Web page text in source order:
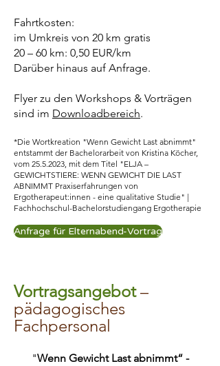
Fahrtkosten:
im Umkreis von 20 km gratis
20 – 60 km: 0,50 EUR/km
Darüber hinaus auf Anfrage.
Flyer zu den Workshops & Vorträgen
sind im Downloadbereich.
*Die Wortkreation "Wenn Gewicht Last abnimmt"
entstammt der Bachelorarbeit von Kristina Köcher,
vom 25.5.2023, mit dem Titel "ELJA –
GEWICHTSTIERE: WENN GEWICHT DIE LAST
ABNIMMT Praxiserfahrungen von
Ergotherapeut:innen - eine qualitative Studie" |
Fachhochschul-Bachelorstudiengang Ergotherapie
Anfrage für Elternabend-Vortrag
Vortragsangebot –
pädagogisches
Fachpersonal
"Wenn Gewicht Last abnimmt“ -